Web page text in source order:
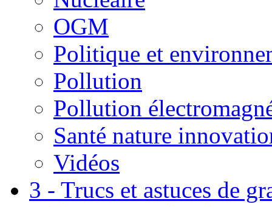
OGM
Politique et
Pollution
Pollution
Santé nature
Vidéos
3 - Trucs et astuces de